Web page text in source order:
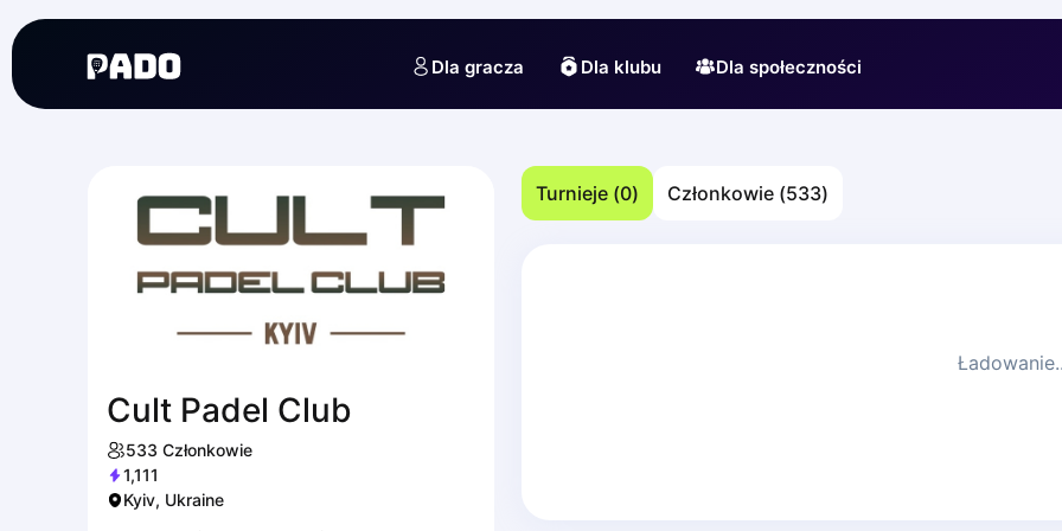
Dla gracza Dla klubu Dla społeczności
English
Українська
Polski
Русский
Cult Padel Club
533 Członkowie
1,111
Kyiv, Ukraine
Turnieje (0) Członkowie (533)